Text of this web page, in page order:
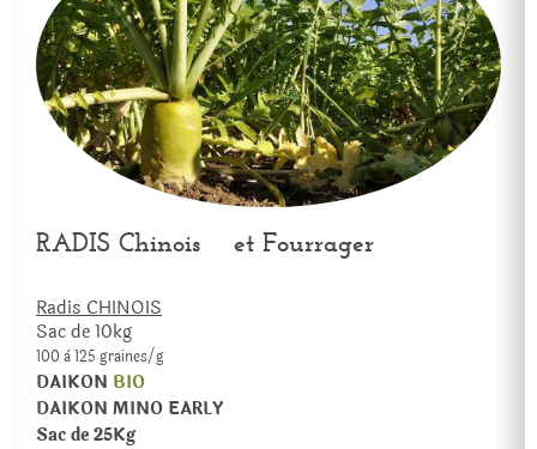
RADIS Chinois et Fourrager
Radis CHINOIS
Sac de 10kg
100 à 125 graines/g
DAIKON BIO
DAIKON MINO EARLY
Sac de 25Kg